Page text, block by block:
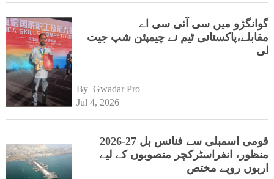
گوانگژو میں سی آئی سی اے
مقابلے،پاکستانی ٹیم نے چیمپئن شپ جیت
لی
By Gwadar Pro
Jul 4, 2026
قومی اسمبلی سے فنانس بل 27-2026
منظور، انفراسٹرکچر منصوبوں کے لیے
اربوں روپے مختص